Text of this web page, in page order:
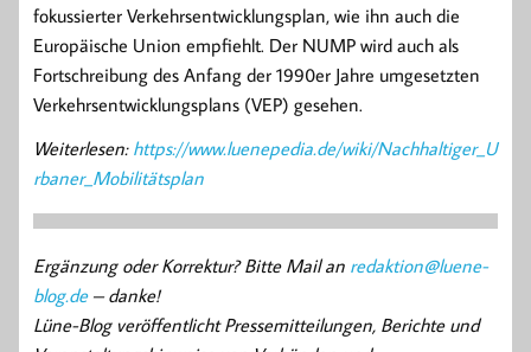
fokussierter Verkehrsentwicklungsplan, wie ihn auch die
Europäische Union empfiehlt. Der NUMP wird auch als
Fortschreibung des Anfang der 1990er Jahre umgesetzten
Verkehrsentwicklungsplans (VEP) gesehen.
Weiterlesen: https://www.luenepedia.de/wiki/Nachhaltiger_U
rbaner_Mobilitätsplan
Ergänzung oder Korrektur? Bitte Mail an redaktion@luene-
blog.de– danke!
Lüne-Blog veröffentlicht Pressemitteilungen, Berichte und